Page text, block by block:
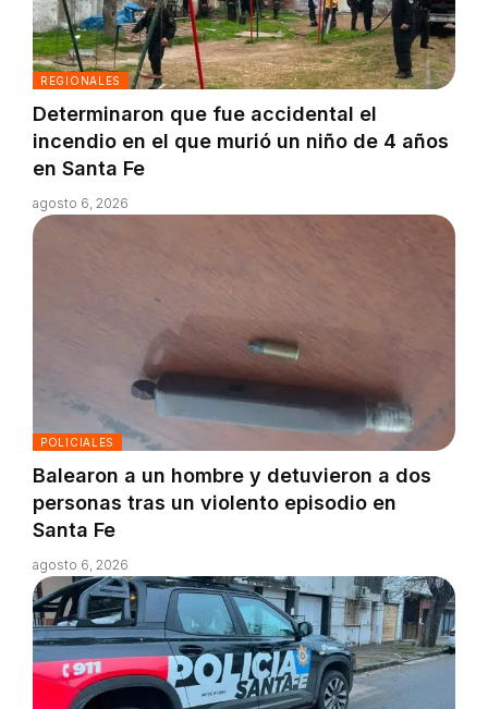
REGIONALES
Determinaron que fue accidental el
incendio en el que murió un niño de 4 años
en Santa Fe
agosto 6, 2026
POLICIALES
Balearon a un hombre y detuvieron a dos
personas tras un violento episodio en
Santa Fe
agosto 6, 2026